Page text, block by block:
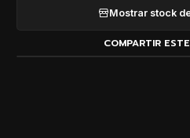
Mostrar stock
COMPARTIR